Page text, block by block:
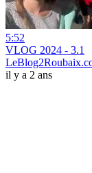
5:52
VLOG 2024 - 3.1
il y a 2 ans